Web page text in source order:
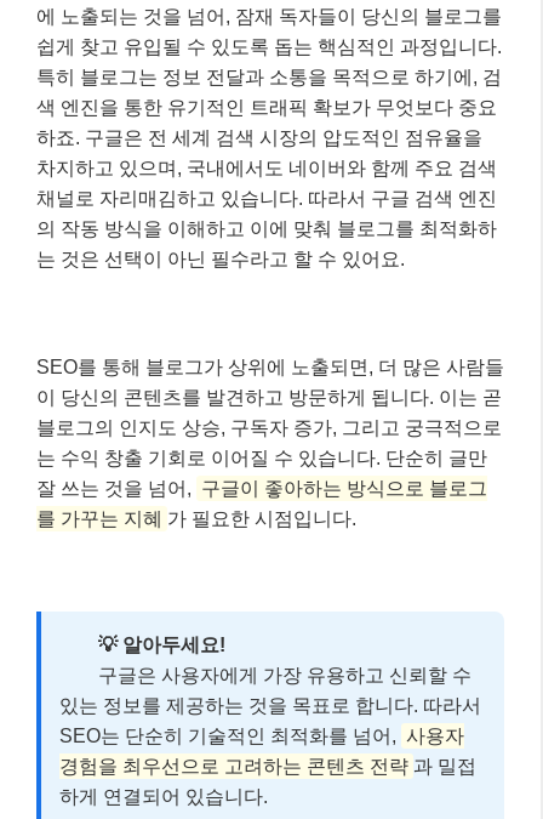
에 노출되는 것을 넘어, 잠재 독자들이 당신의 블로그를
쉽게 찾고 유입될 수 있도록 돕는 핵심적인 과정입니다.
특히 블로그는 정보 전달과 소통을 목적으로 하기에, 검
색 엔진을 통한 유기적인 트래픽 확보가 무엇보다 중요
하죠. 구글은 전 세계 검색 시장의 압도적인 점유율을
차지하고 있으며, 국내에서도 네이버와 함께 주요 검색
채널로 자리매김하고 있습니다. 따라서 구글 검색 엔진
의 작동 방식을 이해하고 이에 맞춰 블로그를 최적화하
는 것은 선택이 아닌 필수라고 할 수 있어요.
SEO를 통해 블로그가 상위에 노출되면, 더 많은 사람들
이 당신의 콘텐츠를 발견하고 방문하게 됩니다. 이는 곧
블로그의 인지도 상승, 구독자 증가, 그리고 궁극적으로
는 수익 창출 기회로 이어질 수 있습니다. 단순히 글만
잘 쓰는 것을 넘어, 구글이 좋아하는 방식으로 블로그
를 가꾸는 지혜 가 필요한 시점입니다.
💡 알아두세요!
구글은 사용자에게 가장 유용하고 신뢰할 수
있는 정보를 제공하는 것을 목표로 합니다. 따라서
SEO는 단순히 기술적인 최적화를 넘어, 사용자
경험을 최우선으로 고려하는 콘텐츠 전략 과 밀접
하게 연결되어 있습니다.